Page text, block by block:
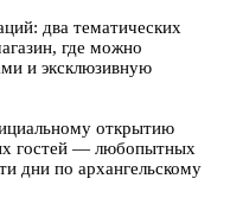
два тематических
где можно
и эксклюзивную
открытию
гостей — любопытных
дни по архангельскому